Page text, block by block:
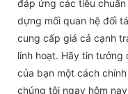
đáp ứng các tiêu
dựng mối quan hệ đối
cung cấp giá cả cạnh
linh hoạt. Hãy tin tưởng
của bạn một cách
chúng tôi ngay hôm